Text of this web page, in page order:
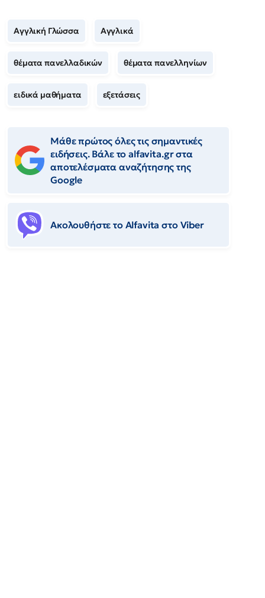
Αγγλική Γλώσσα Αγγλικά
θέματα πανελλαδικών θέματα πανελληνίων
ειδικά μαθήματα εξετάσεις
Μάθε πρώτος όλες τις σημαντικές
ειδήσεις. Βάλε το alfavita.gr στα
αποτελέσματα αναζήτησης της
Google
Ακολουθήστε το Αlfavita στο Viber